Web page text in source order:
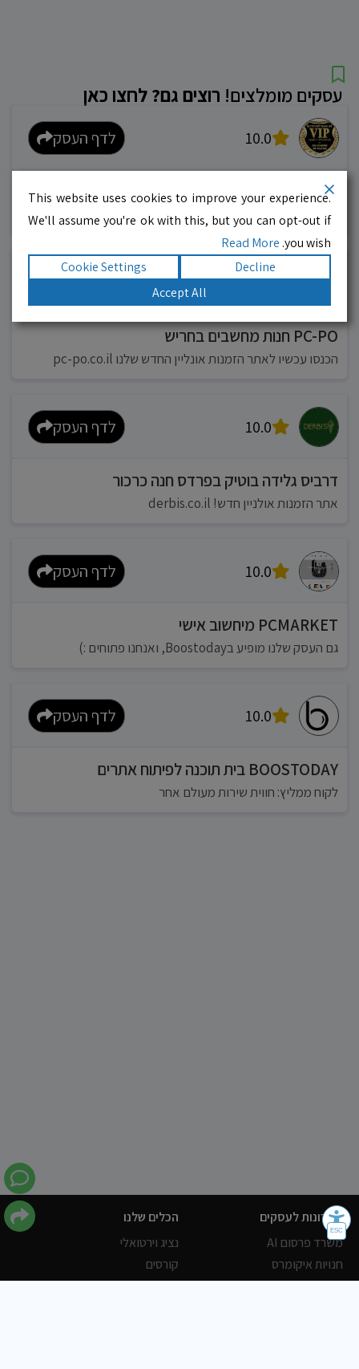
עסקים מומלצים! רוצים גם? לחצו כאן
10.0 לדף העסק
מוניות רחובות בילו
אפשר להזמין מונית בכל רגע 24/6
10.0 לדף העסק
PC-PO חנות מחשבים בחריש
הכנסו עכשיו לאתר הזמנות אונליין החדש שלנו pc-po.co.il
10.0 לדף העסק
דרביס גלידה בוטיק בפרדס חנה כרכור
אתר הזמנות אולניין חדש! derbis.co.il
10.0 לדף העסק
PCMARKET מיחשוב אישי
גם העסק שלנו מופיע בBoostoday, ואנחנו פתוחים :)
10.0 לדף העסק
BOOSTODAY בית תוכנה לפיתוח אתרים
לקוח ממליץ: חווית שירות מעולם אחר
פתרונות לעסקים
משרד פרסום AI
חנויות איקומרס
WORDPRESS
הכלים שלנו
נציג וירטואלי
קורסים
POWERLY CRM
This website uses cookies to improve your experience.
We'll assume you're ok with this, but you can opt-out if
you wish.
Read More
Decline
Cookie Settings
Accept All